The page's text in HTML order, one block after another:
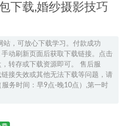
下载,婚纱摄影技巧
站，可放心下载学习。付款成功
动刷新页面后获取下载链接。点击
，转存或下载资源即可。 售后服
接失效或其他无法下载等问题，请
服务时间：早9点-晚10点）,第一时
东辉高三化学教程24年高考化学一轮
识视频） 2024-01-11
琳琳）网课教学视频22年高考化学教
学习资料百度网盘资源打包下载
2022-
义暑秋寒春